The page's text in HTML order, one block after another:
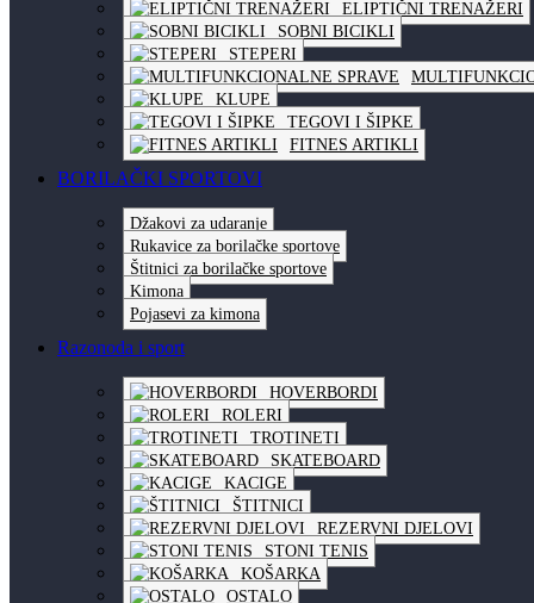
ELIPTIČNI TRENAŽERI
SOBNI BICIKLI
STEPERI
KLUPE
TEGOVI I ŠIPKE
FITNES ARTIKLI
BORILAČKI SPORTOVI
Džakovi za udaranje
Rukavice za borilačke sportove
Štitnici za borilačke sportove
Kimona
Pojasevi za kimona
Razonoda i sport
HOVERBORDI
ROLERI
TROTINETI
SKATEBOARD
KACIGE
ŠTITNICI
REZERVNI DJELOVI
STONI TENIS
KOŠARKA
OSTALO